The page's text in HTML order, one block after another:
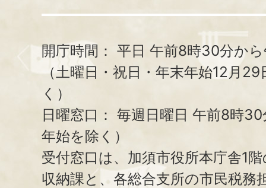
開庁時間： 平日 午前8時30分か
（土曜日・祝日・年末年始12月
く）
日曜窓口： 毎週日曜日 午前8時
年始を除く）
受付窓口は、加須市役所本庁舎1
収納課と、 各総合支所の市民税務